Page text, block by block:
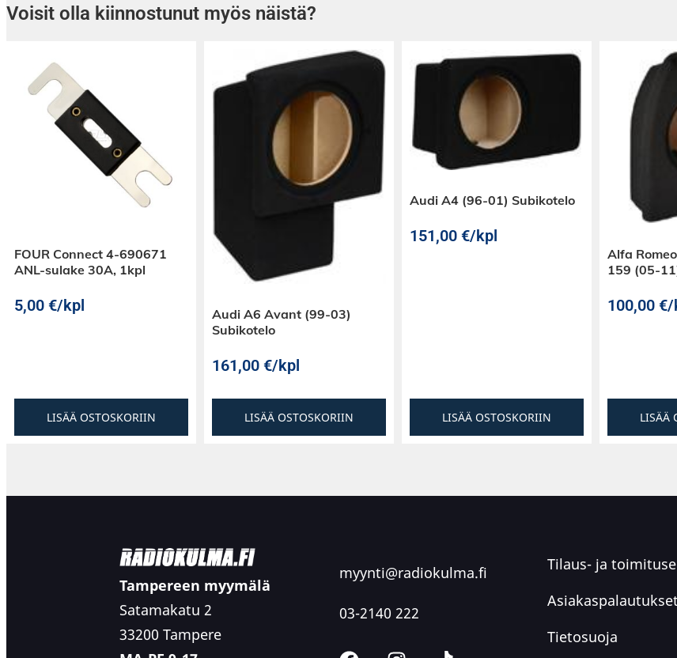
Voisit olla kiinnostunut myös näistä?
FOUR Connect 4-690671
ANL-sulake 30A, 1kpl
5,00 €/kpl
LISÄÄ OSTOSKORIIN
Audi A6 Avant (99-03)
Subikotelo
161,00 €/kpl
LISÄÄ OSTOSKORIIN
Audi A4 (96-01) Subikotelo
151,00 €/kpl
LISÄÄ OSTOSKORIIN
Alfa
159 (05-
100,00 €/
LISÄÄ
Tampereen myymälä
Satamakatu 2
33200 Tampere
myynti@radiokulma.fi
03-2140 222
Tilaus- ja
Asiakaspalautukset
Tietosuoja